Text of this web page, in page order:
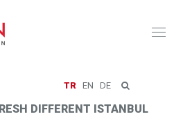
TR EN DE
DIFFERENT ISTANBUL